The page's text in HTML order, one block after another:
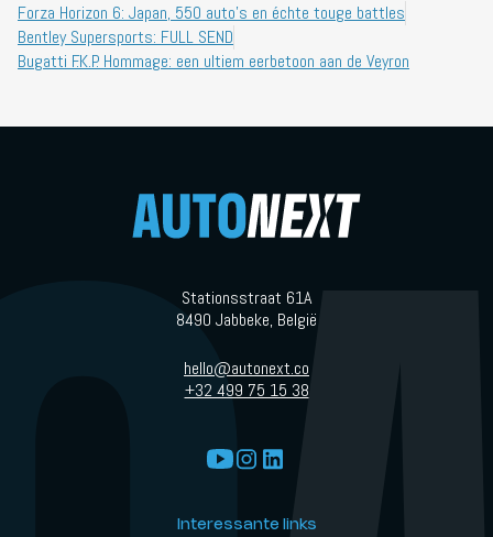
Forza Horizon 6: Japan, 550 auto's en échte touge battles
Bentley Supersports: FULL SEND
Bugatti F.K.P. Hommage: een ultiem eerbetoon aan de Veyron
Stationsstraat 61A
8490 Jabbeke, België
hello@autonext.co
+32 499 75 15 38
Interessante links